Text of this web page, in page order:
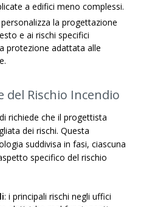
a edifici meno complessi.
personalizza la progettazione
e ai rischi specifici
protezione adattata alle
del Rischio Incendio
richiede che il progettista
dei rischi. Questa
suddivisa in fasi, ciascuna
specifico del rischio
: i principali rischi negli uffici